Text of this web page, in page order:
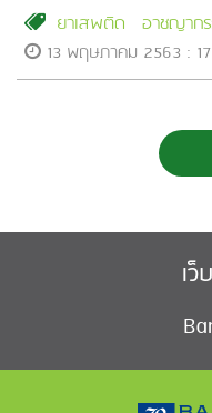
ยาเสพติด อาชญาก
13 พฤษภาคม 2563 :
เว็